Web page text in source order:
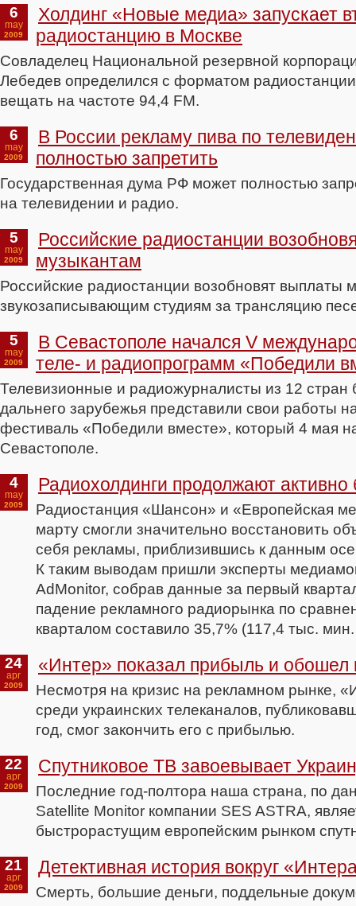
6
may
2009
Холдинг «Новые медиа» запускает
радиостанцию в Москве
Совладелец Национальной резервной
Лебедев определился с форматом
вещать на частоте 94,4 FM.
6
may
2009
В России рекламу пива по
полностью запретить
Государственная дума РФ может полностью
на телевидении и радио.
5
may
2009
Российские радиостанции
музыкантам
Российские радиостанции возобновят выплаты
звукозаписывающим студиям за трансляцию
5
may
2009
В Севастополе начался V
теле- и радиопрограмм «Победили
Телевизионные и радиожурналисты из 12 стран
дальнего зарубежья представили свои работы
фестиваль «Победили вместе», который 4 мая
Севастополе.
4
may
2009
Радиохолдинги продолжают активно
Радиостанция «Шансон» и «Европейская
марту смогли значительно восстановить
себя рекламы, приблизившись к данным
К таким выводам пришли эксперты
AdMonitor, собрав данные за первый
падение рекламного радиорынка по
кварталом составило 35,7% (117,4 тыс.
24
apr
2009
«Интер» показал прибыль и обошел
Несмотря на кризис на рекламном рынке,
среди украинских телеканалов,
год, смог закончить его с прибылью.
22
apr
2009
Спутниковое ТВ завоевывает
Последние год-полтора наша страна, по
Satellite Monitor компании SES ASTRA,
быстрорастущим европейским рынком
21
apr
2009
Детективная история вокруг
Смерть, большие деньги, поддельные